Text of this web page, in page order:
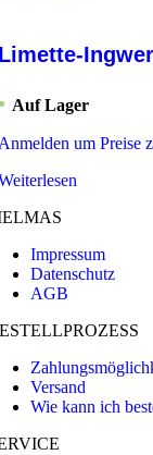
Auf Lager
um Preise
Impressum
Datenschutz
AGB
Versand
Wie kann ich